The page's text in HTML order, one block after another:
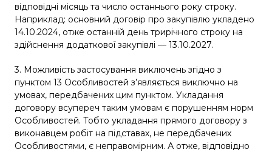
відповідні місяць та число останнього року строку.
Наприклад: основний договір про закупівлю укладено
14.10.2024, отже останній день трирічного строку на
здійснення додаткової закупівлі — 13.10.2027.
3. Можливість застосування виключень згідно з
пунктом 13 Особливостей з’являється виключно на
умовах, передбачених цим пунктом. Укладання
договору всупереч таким умовам є порушенням норм
Особливостей. Тобто укладання прямого договору з
виконавцем робіт на підставах, не передбачених
Особливостями, є неправомірним. А отже, відповідно